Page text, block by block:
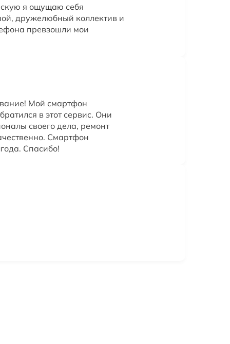
я ощущаю себя
дружелюбный коллектив и
превзошли мои
Мой смартфон
в этот сервис. Они
своего дела, ремонт
Смартфон
Спасибо!